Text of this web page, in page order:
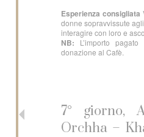
Esperienza consigliata
donne sopravvissute
interagire con loro e
NB: L’importo
donazione al Cafè.
7° giorno,
Orchha –